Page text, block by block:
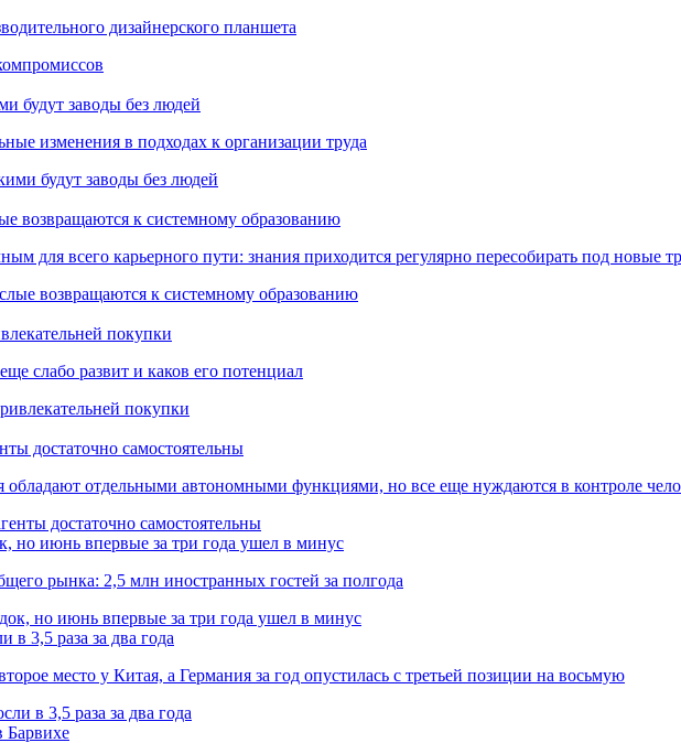
дизайнерского планшета
будут заводы без людей
изменения в подходах к организации труда
возвращаются к системному образованию
для всего карьерного пути: знания приходится регулярно пересобирать под новые
покупки
слабо развит и каков его потенциал
достаточно самостоятельны
отдельными автономными функциями, но все еще нуждаются в контроле
но июнь впервые за три года ушел в минус
рынка: 2,5 млн иностранных гостей за полгода
3,5 раза за два года
место у Китая, а Германия за год опустилась с третьей позиции на восьмую
Барвихе